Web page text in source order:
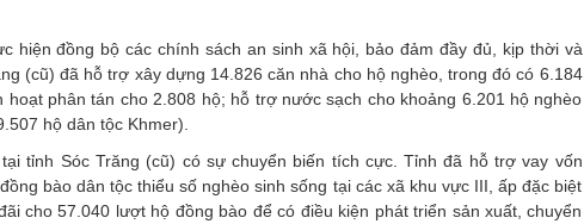
hiện đồng bộ các chính sách an sinh xã hội, bảo đảm đầy đủ, kịp thời và
(cũ) đã hỗ trợ xây dựng 14.826 căn nhà cho hộ nghèo, trong đó có 6.184
phân tán cho 2.808 hộ; hỗ trợ nước sạch cho khoảng 6.201 hộ nghèo
hộ dân tộc Khmer).
tỉnh Sóc Trăng (cũ) có sự chuyển biến tích cực. Tỉnh đã hỗ trợ vay vốn
bào dân tộc thiểu số nghèo sinh sống tại các xã khu vực III, ấp đặc biệt
cho 57.040 lượt hộ đồng bào để có điều kiện phát triển sản xuất, chuyển